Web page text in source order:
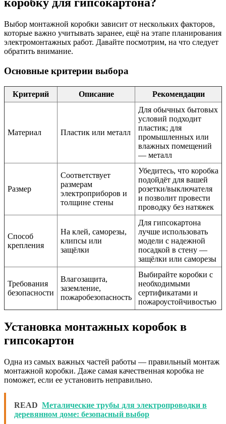
коробку для гипсокартона?
Выбор монтажной коробки зависит от нескольких факторов,
которые важно учитывать заранее, ещё на этапе планирования
электромонтажных работ. Давайте посмотрим, на что следует
обратить внимание.
Основные критерии выбора
Критерий Описание Рекомендации
Материал Пластик или металл
Для обычных бытовых
условий подходит
пластик; для
промышленных или
влажных помещений
— металл
Размер
Соответствует
размерам
электроприборов и
толщине стены
Убедитесь, что коробка
подойдёт для вашей
розетки/выключателя
и позволит провести
проводку без натяжек
Способ
крепления
На клей, саморезы,
клипсы или
защёлки
Для гипсокартона
лучше использовать
модели с надежной
посадкой в стену —
защёлки или саморезы
Требования
безопасности
Влагозащита,
заземление,
пожаробезопасность
Выбирайте коробки с
необходимыми
сертификатами и
пожароустойчивостью
Установка монтажных коробок в
гипсокартон
Одна из самых важных частей работы — правильный монтаж
монтажной коробки. Даже самая качественная коробка не
поможет, если ее установить неправильно.
READ Металические трубы для электропроводки в
деревянном доме: безопасный выбор